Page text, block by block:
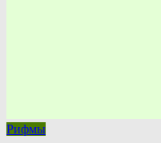
Рифмы